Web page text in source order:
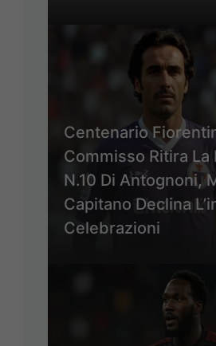
Centenario
Commisso Ritira La
N.10 Di Antognoni,
Capitano Declina
Celebrazioni